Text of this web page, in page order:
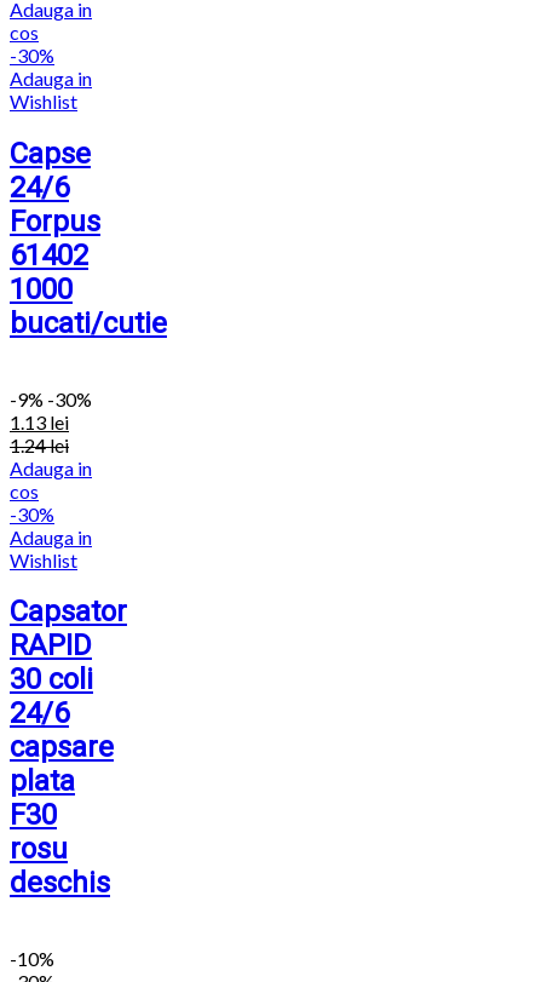
Adauga in
cos
-30%
Adauga in
Wishlist
Capse
24/6
Forpus
61402
1000
bucati/cutie
-9% -30%
1.13 lei
1.24lei
Adauga in
cos
-30%
Adauga in
Wishlist
Capsator
RAPID
30 coli
24/6
capsare
plata
F30
rosu
deschis
-10%